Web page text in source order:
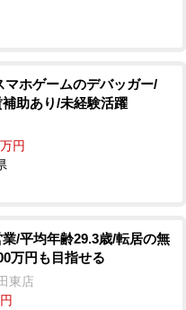
マホゲームのデバッガー/
助あり/未経験活躍
円
/平均年齢29.3歳/転居の無
万円も目指せる
東店